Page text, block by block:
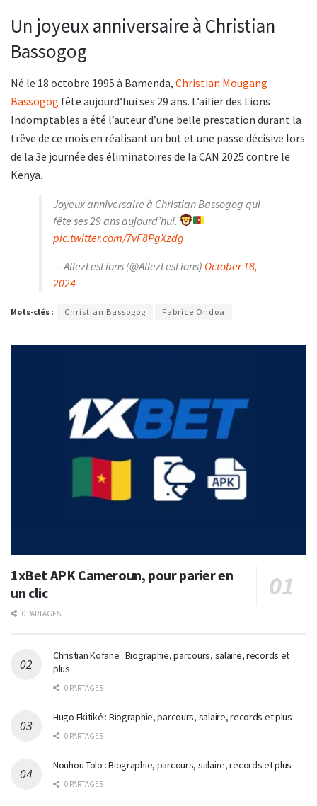
Un joyeux anniversaire à Christian
Bassogog
Né le 18 octobre 1995 à Bamenda, Christian Mougang
Bassogog fête aujourd’hui ses 29 ans. L’ailier des Lions
Indomptables a été l’auteur d’une belle prestation durant la
trêve de ce mois en réalisant un but et une passe décisive lors
de la 3e journée des éliminatoires de la CAN 2025 contre le
Kenya.
Joyeux anniversaire à Christian Bassogog qui
fête ses 29 ans aujourd’hui.
pic.twitter.com/7vF8PgXzdg
— AllezLesLions (@AllezLesLions) October 18,
2024
Mots-clés : Christian Bassogog Fabrice Ondoa
1xBet APK Cameroun, pour parier en
un clic
0 PARTAGES
Christian Kofane : Biographie, parcours, salaire, records et
plus
0 PARTAGES
Hugo Ekitiké : Biographie, parcours, salaire, records et plus
0 PARTAGES
Nouhou Tolo : Biographie, parcours, salaire, records et plus
0 PARTAGES